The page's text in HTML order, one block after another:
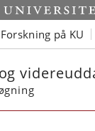
Forskning på KU